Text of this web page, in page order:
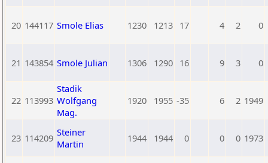
20 144117 Smole Elias 1230 1213 17 4 2 0
21 143854 Smole Julian 1306 1290 16 9 3 0
22 113993
Stadik
Wolfgang
Mag.
1920 1955 -35 6 2 1949
23 114209 Steiner
Martin
1944 1944 0 0 0 1973